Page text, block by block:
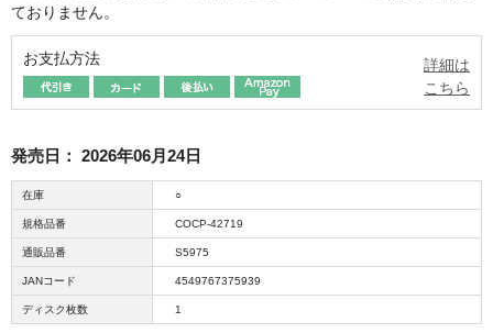
ておりません。
お支払方法
詳細は
こちら
発売日： 2026年06月24日
在庫 ○
規格品番 COCP-42719
通販品番 S5975
JANコード 4549767375939
ディスク枚数 1